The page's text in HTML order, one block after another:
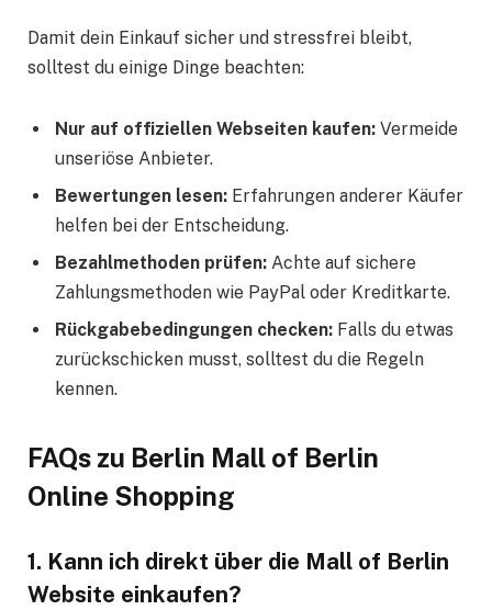
Damit dein Einkauf sicher und stressfrei bleibt,
solltest du einige Dinge beachten:
Nur auf offiziellen Webseiten kaufen: Vermeide
unseriöse Anbieter.
Bewertungen lesen: Erfahrungen anderer Käufer
helfen bei der Entscheidung.
Bezahlmethoden prüfen: Achte auf sichere
Zahlungsmethoden wie PayPal oder Kreditkarte.
Rückgabebedingungen checken: Falls du etwas
zurückschicken musst, solltest du die Regeln
kennen.
FAQs zu Berlin Mall of Berlin
Online Shopping
1. Kann ich direkt über die Mall of Berlin
Website einkaufen?